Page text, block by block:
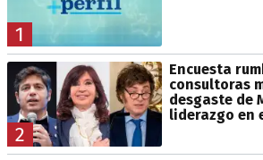
1
2
Encuesta
consultoras
desgaste de
liderazgo en